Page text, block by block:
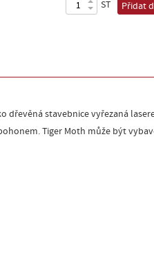
ST Přidat
dřevěná stavebnice vyřezaná
Tiger Moth může být